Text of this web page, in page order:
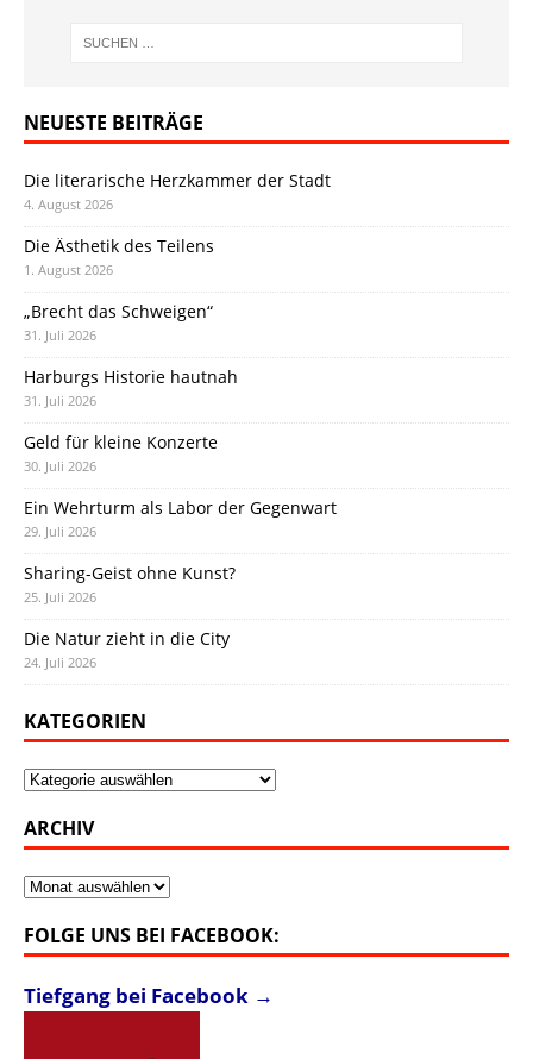
NEUESTE BEITRÄGE
Die literarische Herzkammer der Stadt
4. August 2026
Die Ästhetik des Teilens
1. August 2026
„Brecht das Schweigen“
31. Juli 2026
Harburgs Historie hautnah
31. Juli 2026
Geld für kleine Konzerte
30. Juli 2026
Ein Wehrturm als Labor der Gegenwart
29. Juli 2026
Sharing-Geist ohne Kunst?
25. Juli 2026
Die Natur zieht in die City
24. Juli 2026
KATEGORIEN
Kategorien
ARCHIV
Archiv
FOLGE UNS BEI FACEBOOK:
Tiefgang bei Facebook →